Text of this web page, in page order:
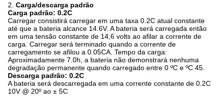
2. Carga/descarga padrão
Carga padrão: 0.2C
Carregar consistirá carregar em uma taxa 0.2C atual constante
até que a bateria alcance 14.6V. A bateria será carregada então
em uma tensão constante de 14,6 volts ao afilar a corrente de
carga. Carregar será terminado quando a corrente de
carregamento se afilou a 0.05CA. Tempo da carga:
Aproximadamente 7.0h, a bateria não demonstrará nenhuma
degradação permanente quando carregado entre 0 ºC e ºC 45.
Descarga padrão: 0.2C
A bateria será descarregada em uma corrente constante de 0.2C
10V @ 20º ao ± 5C